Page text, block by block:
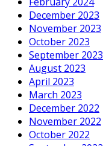
December 2023
November 2023
October 2023
September 2023
August 2023
April 2023
March 2023
December 2022
November 2022
October 2022